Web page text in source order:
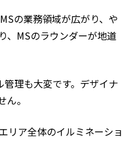
の業務領域が広がり、や
、MSのラウンダーが地道
理も大変です。デザイナ
。
リア全体のイルミネーショ